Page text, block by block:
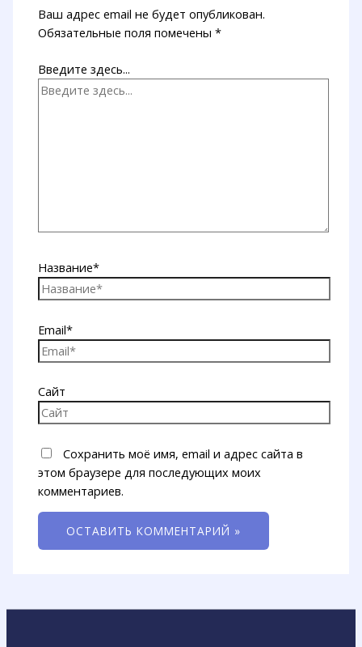
Ваш адрес email не будет опубликован.
Обязательные поля помечены*
Введите здесь...
Название*
Email*
Сайт
Сохранить моё имя, email и адрес сайта в
этом браузере для последующих моих
комментариев.